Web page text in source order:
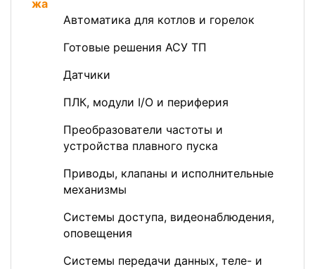
Автоматика для котлов и горелок
Готовые решения АСУ ТП
Датчики
ПЛК, модули I/O и периферия
Преобразователи частоты и
устройства плавного пуска
Приводы, клапаны и исполнительные
механизмы
Системы доступа, видеонаблюдения,
оповещения
Системы передачи данных, теле- и